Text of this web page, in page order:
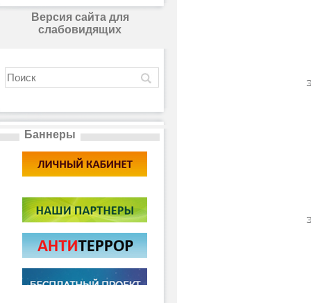
Версия сайта для
слабовидящих
Баннеры